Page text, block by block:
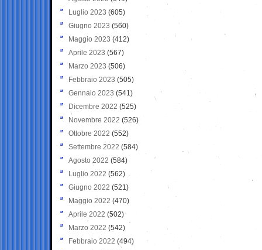
Luglio 2023 (605)
Giugno 2023 (560)
Maggio 2023 (412)
Aprile 2023 (567)
Marzo 2023 (506)
Febbraio 2023 (505)
Gennaio 2023 (541)
Dicembre 2022 (525)
Novembre 2022 (526)
Ottobre 2022 (552)
Settembre 2022 (584)
Agosto 2022 (584)
Luglio 2022 (562)
Giugno 2022 (521)
Maggio 2022 (470)
Aprile 2022 (502)
Marzo 2022 (542)
Febbraio 2022 (494)